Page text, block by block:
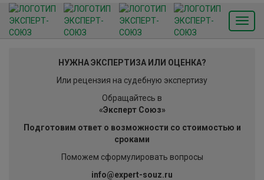
НУЖНА ЭКСПЕРТИЗА ИЛИ ОЦЕНКА?
Или рецензия на судебную экспертизу
Обращайтесь в
«Эксперт Союз»
Подготовим ответ о возможности со стоимостью и
сроками
Поможем сформулировать вопросы
info@expert-souz.ru